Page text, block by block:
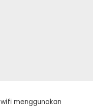
wifi menggunakan